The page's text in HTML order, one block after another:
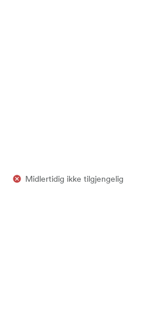
Midlertidig ikke tilgjengelig